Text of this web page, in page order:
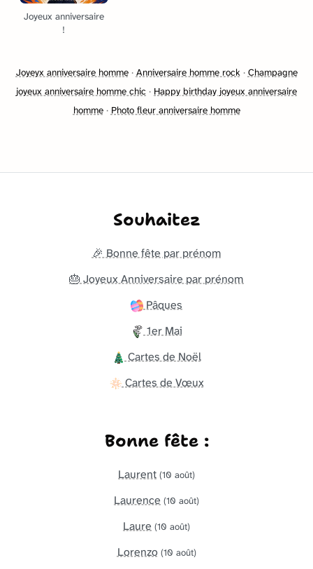
Joyeux anniversaire
!
Joyeyx anniversaire homme· Anniversaire homme rock· Champagne
joyeux anniversaire homme chic · Happy birthday joyeux anniversaire
homme· Photo fleur anniversaire homme
Souhaitez
🎉 Bonne fête par prénom
🎂 Joyeux Anniversaire par prénom
Pâques
1er Mai
Cartes de Noël
Cartes de Vœux
Bonne fête :
Laurent (10 août)
Laurence (10 août)
Laure (10 août)
Lorenzo (10 août)